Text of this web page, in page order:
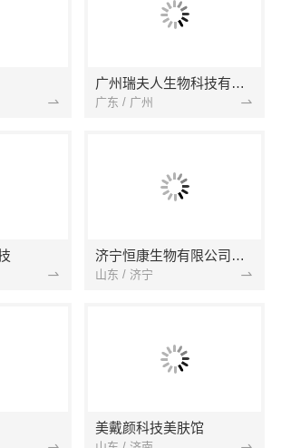
广州瑞夫人生物科技有限公司
广东 / 广州
济宁恒康生物有限公司任城分公司
山东 / 济宁
美戴颜科技美肤馆